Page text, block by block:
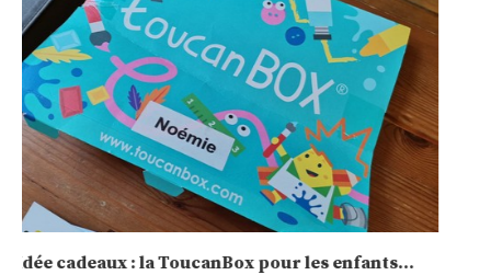
Sélection de calendrier de l’Avent 2020